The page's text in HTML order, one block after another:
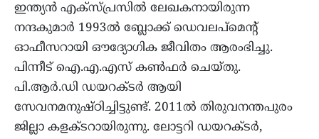
ഇന്ത്യൻ എക്‌സ്പ്രസിൽ ലേഖകനായിരുന്ന
നന്ദകുമാർ 1993ൽ ബ്ലോക്ക് ഡെവലപ്‌മെന്റ്
ഓഫീസറായി ഔദ്യോഗിക ജീവിതം ആരംഭിച്ചു.
പിന്നീട് ഐ.എ.എസ് കൺഫർ ചെയ്തു.
പി.ആർ.ഡി ഡയറക്ടർ ആയി
സേവനമനുഷ്ഠിച്ചിട്ടുണ്ട്. 2011ൽ തിരുവനന്തപുരം
ജില്ലാ കളക്ടറായിരുന്നു. ലോട്ടറി ഡയറക്ടർ,